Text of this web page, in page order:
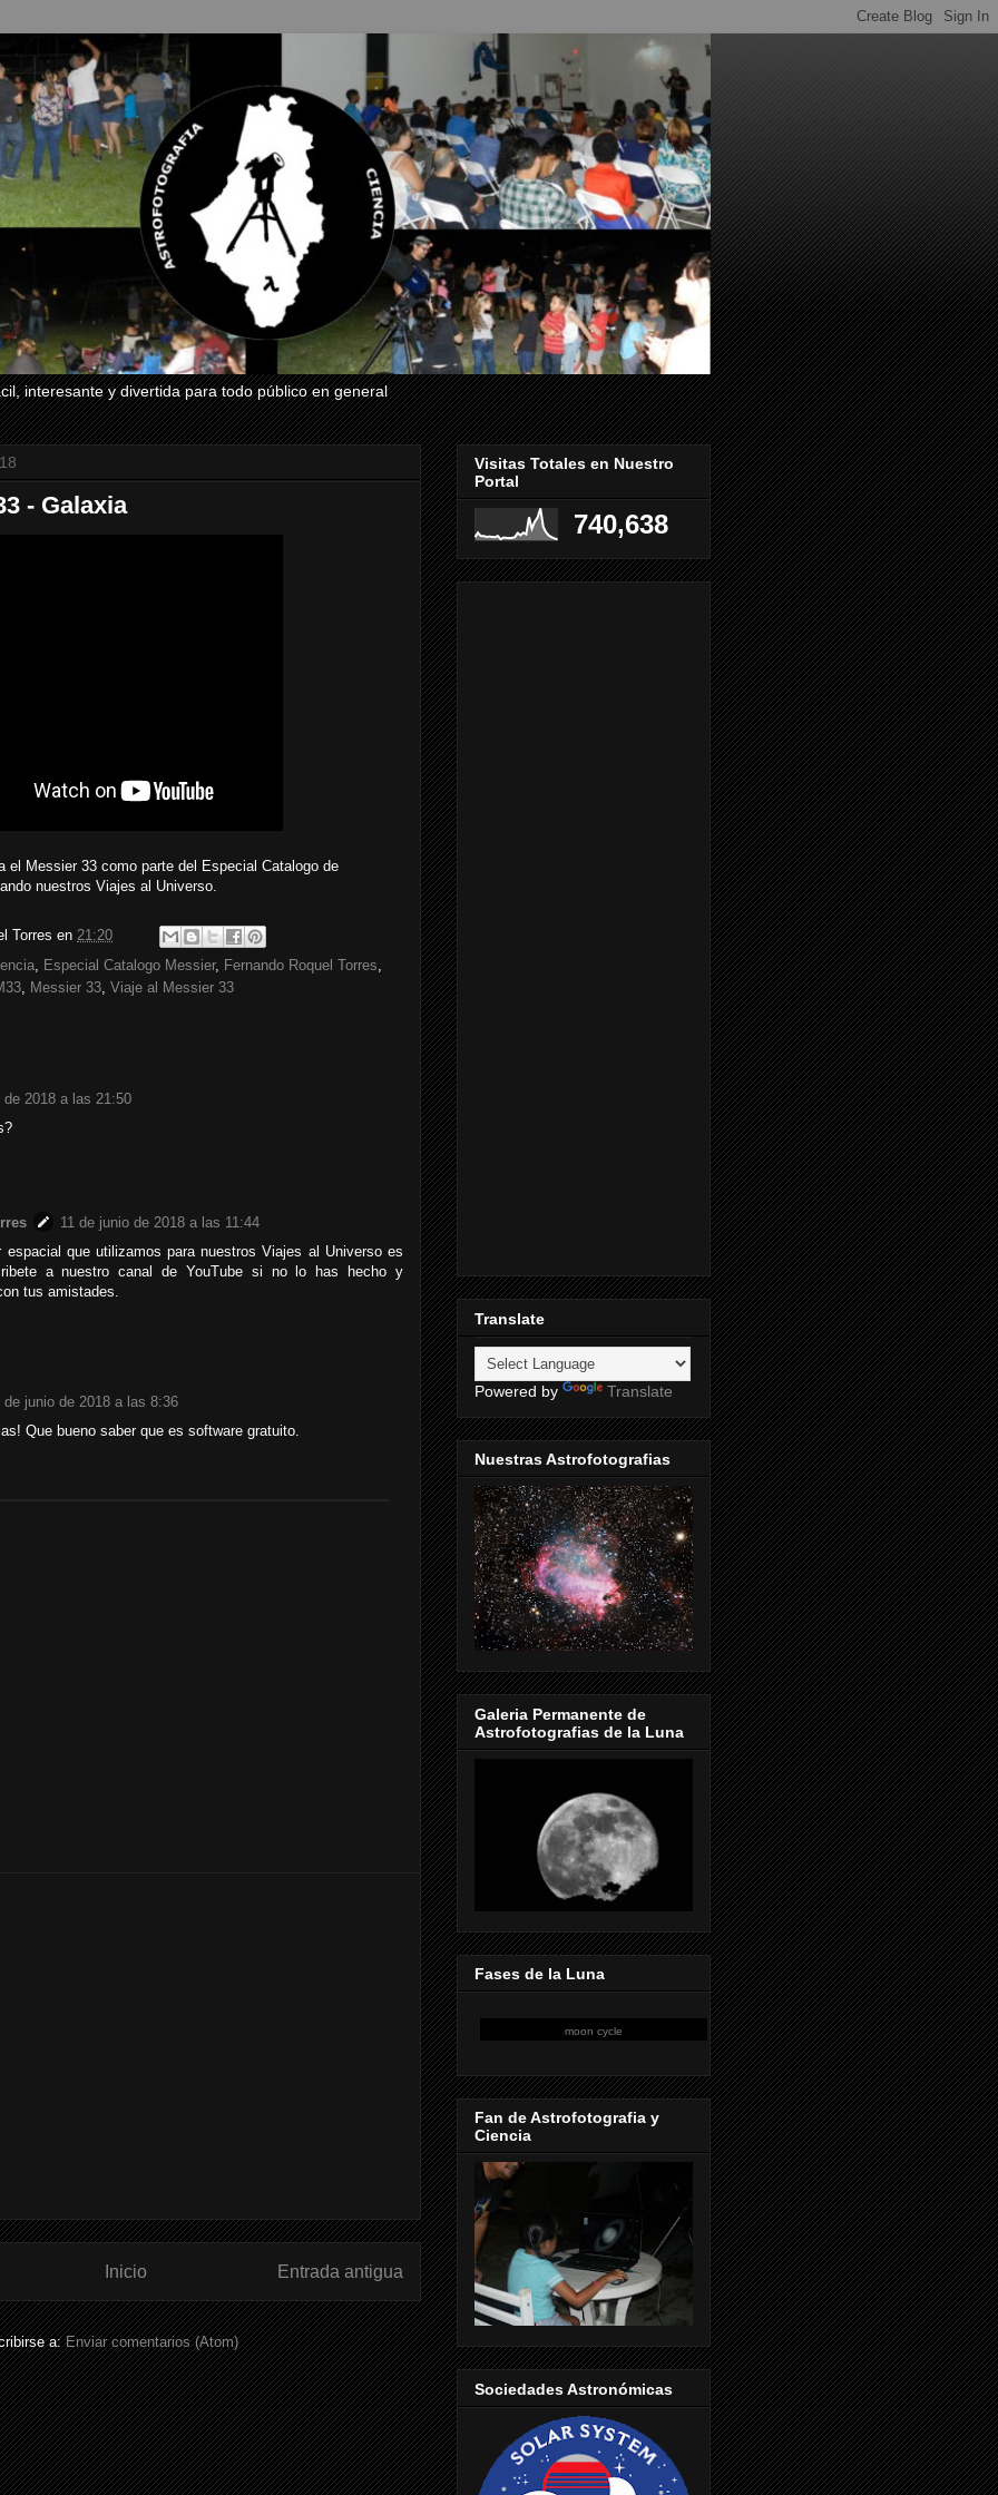
interesante y divertida para todo público en general
- Galaxia
el Messier 33 como parte del Especial Catalogo de
nuestros Viajes al Universo.
Torres en 21:20
, Especial Catalogo Messier, Fernando Roquel Torres,
, Messier 33, Viaje al Messier 33
de 2018 a las 21:50
11 de junio de 2018 a las 11:44
espacial que utilizamos para nuestros Viajes al Universo es
a nuestro canal de YouTube si no lo has hecho y
tus amistades.
de junio de 2018 a las 8:36
Que bueno saber que es software gratuito.
Entrada antigua
Inicio
a:Enviar comentarios (Atom)
Visitas Totales en Nuestro
Portal
740,638
Translate
Powered by Translate
Nuestras Astrofotografias
Galeria Permanente de
Astrofotografias de la Luna
Fases de la Luna
moon cycle
Fan de Astrofotografia y
Ciencia
Sociedades Astronómicas